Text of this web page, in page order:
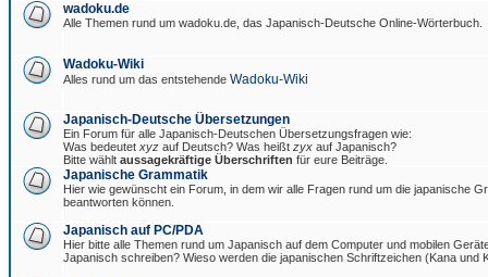
wadoku.de
Alle Themen rund um wadoku.de, das Japanisch-Deutsche Online-Wörterbuch.
Wadoku-Wiki
Alles rund um das entstehende Wadoku-Wiki
Japanisch-Deutsche Übersetzungen
Ein Forum für alle Japanisch-Deutschen Übersetzungsfragen wie:
Was bedeutet xyz auf Deutsch? Was heißt zyx auf Japanisch?
Bitte wählt aussagekräftige Überschriften für eure Beiträge.
Japanische Grammatik
Hier wie gewünscht ein Forum, in dem wir alle Fragen rund um die japanische
beantworten können.
Japanisch auf PC/PDA
Hier bitte alle Themen rund um Japanisch auf dem Computer und mobilen
Japanisch schreiben? Wieso werden die japanischen Schriftzeichen (Kana und